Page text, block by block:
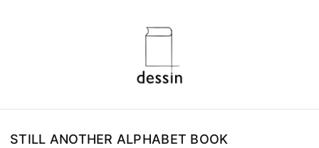
STILL ANOTHER ALPHABET BOOK